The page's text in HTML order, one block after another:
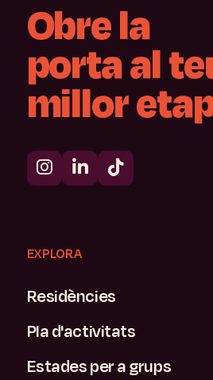
Obrela
portaal
millor
EXPLORA
Residències
Pla d'activitats
Estades per a grups